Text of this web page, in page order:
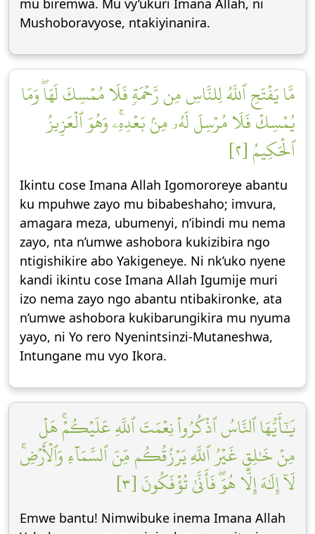
mu biremwa. Mu vy’ukuri Imana Allah, ni
Mushoboravyose, ntakiyinanira.
مَّا يَفۡتَحِ ٱللَّهُ لِلنَّاسِ مِن رَّحۡمَةٖ فَلَا مُمۡسِكَ لَهَاۖ وَمَا
يُمۡسِكۡ فَلَا مُرۡسِلَ لَهُۥ مِنۢ بَعۡدِهِۦۚ وَهُوَ ٱلۡعَزِيزُ
ٱلۡحَكِيمُ [٢]
Ikintu cose Imana Allah Igomororeye abantu
ku mpuhwe zayo mu bibabeshaho; imvura,
amagara meza, ubumenyi, n’ibindi mu nema
zayo, nta n’umwe ashobora kukizibira ngo
ntigishikire abo Yakigeneye. Ni nk’uko nyene
kandi ikintu cose Imana Allah Igumije muri
izo nema zayo ngo abantu ntibakironke, ata
n’umwe ashobora kukibarungikira mu nyuma
yayo, ni Yo rero Nyenintsinzi-Mutaneshwa,
Intungane mu vyo Ikora.
يَٰٓأَيُّهَا ٱلنَّاسُ ٱذۡكُرُواْ نِعۡمَتَ ٱللَّهِ عَلَيۡكُمۡۚ هَلۡ
مِنۡ خَٰلِقٍ غَيۡرُ ٱللَّهِ يَرۡزُقُكُم مِّنَ ٱلسَّمَآءِ وَٱلۡأَرۡضِۚ
لَآ إِلَٰهَ إِلَّا هُوَۖ فَأَنَّىٰ تُؤۡفَكُونَ [٣]
Emwe bantu! Nimwibuke inema Imana Allah